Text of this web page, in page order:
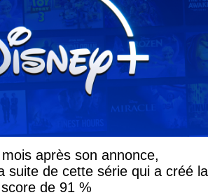
après son annonce,
suite de cette série qui a créé la
de 91 %